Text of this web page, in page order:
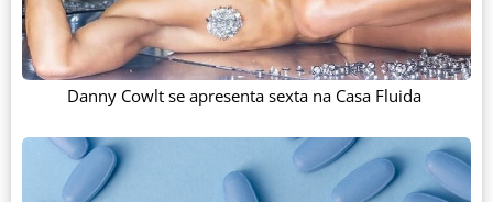
Danny Cowlt se apresenta sexta na Casa Fluida